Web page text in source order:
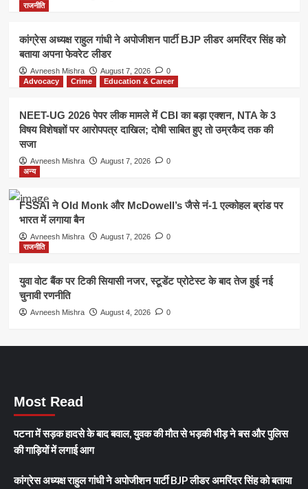
राजनीति
कांग्रेस अध्यक्ष राहुल गांधी ने अपोजीशन पार्टी BJP लीडर अमरिंदर सिंह को
बताया अपना फेवरेट लीडर
Avneesh Mishra August 7, 2026
0
Advocacy
Crime Education & Career
NEET-UG 2026 पेपर लीक मामले में CBI का बड़ा एक्शन, NTA के 3
विषय विशेषज्ञों पर आरोपपत्र दाखिल; दोषी साबित हुए तो उम्रकैद तक की
सजा
Avneesh Mishra August 7, 2026
0
अन्य
FSSAI ने Old Monk और McDowell’s जैसे नं-1 एल्कोहल ब्रांड पर
भारत में लगाया बैन
Avneesh Mishra August 7, 2026
0
राजनीति
युवा वोट बैंक पर टिकी सियासी नजर, स्टूडेंट प्रोटेस्ट के बाद तेज हुई नई
चुनावी रणनीति
Avneesh Mishra August 4, 2026 0
Most Read
पटना में सड़क हादसे के बाद बवाल, युवक की मौत से भड़की भीड़ ने बस और पुलिस
की गाड़ियों में लगाई आग
कांग्रेस अध्यक्ष राहुल गांधी ने अपोजीशन पार्टी BJP लीडर अमरिंदर सिंह को बताया